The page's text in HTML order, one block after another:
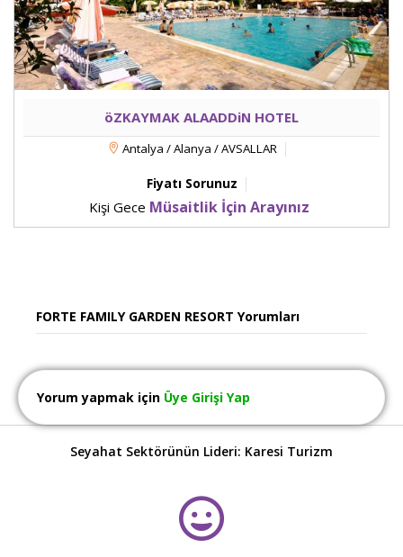
öZKAYMAK ALAADDiN HOTEL
Antalya / Alanya / AVSALLAR
Fiyatı Sorunuz
Kişi Gece Müsaitlik İçin Arayınız
FORTE FAMILY GARDEN RESORT Yorumları
Yorum yapmak için Üye Girişi Yap
Seyahat Sektörünün Lideri: Karesi Turizm